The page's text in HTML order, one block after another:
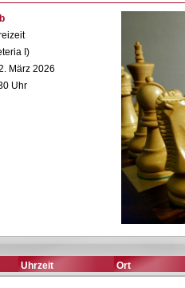
I)
März 2026
Uhr
Uhrzeit Ort